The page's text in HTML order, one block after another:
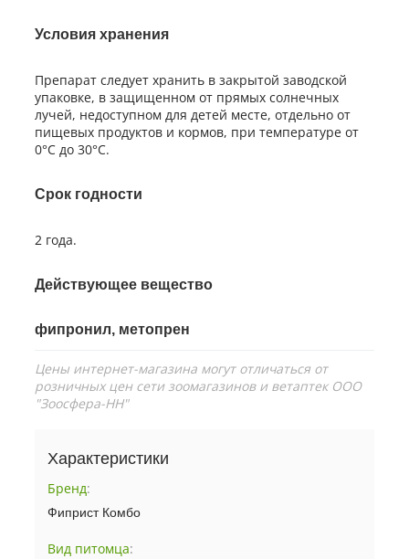
Условия хранения
Препарат следует хранить в закрытой заводской
упаковке, в защищенном от прямых солнечных
лучей, недоступном для детей месте, отдельно от
пищевых продуктов и кормов, при температуре от
0°С до 30°С.
Срок годности
2 года.
Действующее вещество
фипронил, метопрен
Цены интернет-магазина могут отличаться от
розничных цен сети зоомагазинов и ветаптек ООО
"Зоосфера-НН"
Характеристики
Бренд:
Фиприст Комбо
Вид питомца: